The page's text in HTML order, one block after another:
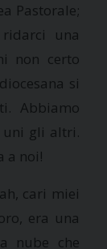
Pastorale;
una
non certo
si
Abbiamo
uni gli altri.
a noi!
, cari miei
era una
nube che